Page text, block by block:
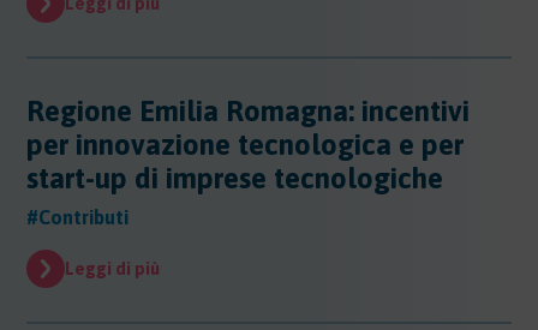
Regione Emilia Romagna: incentivi
per innovazione tecnologica e per
start-up di imprese tecnologiche
#Contributi
Leggi di più